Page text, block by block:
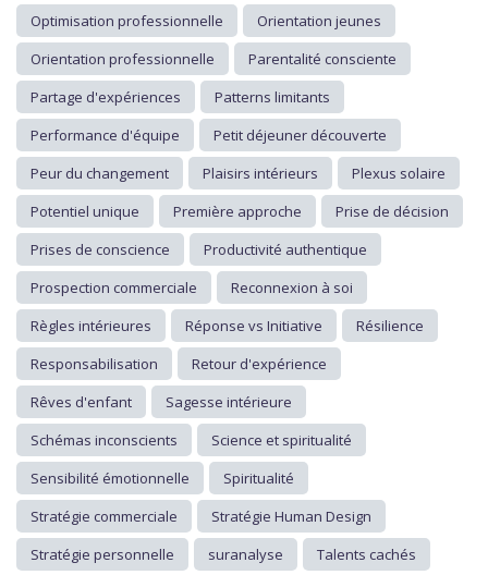
Optimisation professionnelle
Orientation jeunes
Orientation professionnelle
Parentalité consciente
Partage d'expériences
Patterns limitants
Performance d'équipe
Petit déjeuner découverte
Peur du changement
Plaisirs intérieurs
Plexus solaire
Potentiel unique
Première approche
Prise de décision
Prises de conscience
Productivité authentique
Prospection commerciale
Reconnexion à soi
Règles intérieures
Réponse vs Initiative
Résilience
Responsabilisation
Retour d'expérience
Rêves d'enfant
Sagesse intérieure
Schémas inconscients
Science et spiritualité
Sensibilité émotionnelle
Spiritualité
Stratégie commerciale
Stratégie Human Design
Stratégie personnelle
suranalyse
Talents cachés